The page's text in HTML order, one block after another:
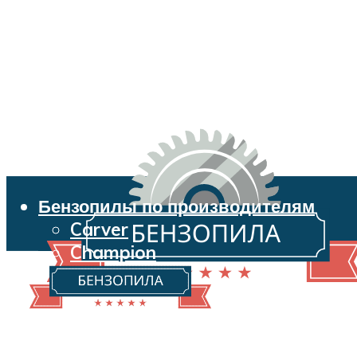
Бензопилы по производителям
Carver
Champion
Echo
Husqvarna